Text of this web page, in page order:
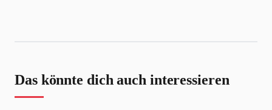
Das könnte dich auch interessieren